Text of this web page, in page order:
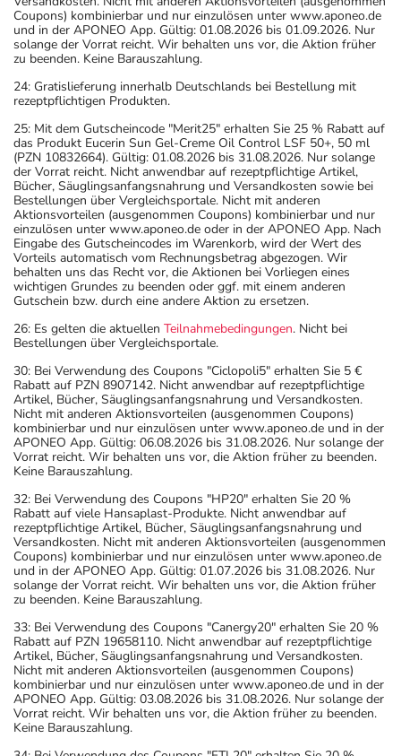
Coupons) kombinierbar und nur einzulösen unter www.aponeo.de
und in der APONEO App. Gültig: 01.08.2026 bis 01.09.2026. Nur
solange der Vorrat reicht. Wir behalten uns vor, die Aktion früher
zu beenden. Keine Barauszahlung.
24: Gratislieferung innerhalb Deutschlands bei Bestellung mit
rezeptpflichtigen Produkten.
25: Mit dem Gutscheincode "Merit25" erhalten Sie 25 % Rabatt auf
das Produkt Eucerin Sun Gel-Creme Oil Control LSF 50+, 50 ml
(PZN 10832664). Gültig: 01.08.2026 bis 31.08.2026. Nur solange
der Vorrat reicht. Nicht anwendbar auf rezeptpflichtige Artikel,
Bücher, Säuglingsanfangsnahrung und Versandkosten sowie bei
Bestellungen über Vergleichsportale. Nicht mit anderen
Aktionsvorteilen (ausgenommen Coupons) kombinierbar und nur
einzulösen unter www.aponeo.de oder in der APONEO App. Nach
Eingabe des Gutscheincodes im Warenkorb, wird der Wert des
Vorteils automatisch vom Rechnungsbetrag abgezogen. Wir
behalten uns das Recht vor, die Aktionen bei Vorliegen eines
wichtigen Grundes zu beenden oder ggf. mit einem anderen
Gutschein bzw. durch eine andere Aktion zu ersetzen.
26: Es gelten die aktuellen Teilnahmebedingungen. Nicht bei
Bestellungen über Vergleichsportale.
30: Bei Verwendung des Coupons "Ciclopoli5" erhalten Sie 5 €
Rabatt auf PZN 8907142. Nicht anwendbar auf rezeptpflichtige
Artikel, Bücher, Säuglingsanfangsnahrung und Versandkosten.
Nicht mit anderen Aktionsvorteilen (ausgenommen Coupons)
kombinierbar und nur einzulösen unter www.aponeo.de und in der
APONEO App. Gültig: 06.08.2026 bis 31.08.2026. Nur solange der
Vorrat reicht. Wir behalten uns vor, die Aktion früher zu beenden.
Keine Barauszahlung.
32: Bei Verwendung des Coupons "HP20" erhalten Sie 20 %
Rabatt auf viele Hansaplast-Produkte. Nicht anwendbar auf
rezeptpflichtige Artikel, Bücher, Säuglingsanfangsnahrung und
Versandkosten. Nicht mit anderen Aktionsvorteilen (ausgenommen
Coupons) kombinierbar und nur einzulösen unter www.aponeo.de
und in der APONEO App. Gültig: 01.07.2026 bis 31.08.2026. Nur
solange der Vorrat reicht. Wir behalten uns vor, die Aktion früher
zu beenden. Keine Barauszahlung.
33: Bei Verwendung des Coupons "Canergy20" erhalten Sie 20 %
Rabatt auf PZN 19658110. Nicht anwendbar auf rezeptpflichtige
Artikel, Bücher, Säuglingsanfangsnahrung und Versandkosten.
Nicht mit anderen Aktionsvorteilen (ausgenommen Coupons)
kombinierbar und nur einzulösen unter www.aponeo.de und in der
APONEO App. Gültig: 03.08.2026 bis 31.08.2026. Nur solange der
Vorrat reicht. Wir behalten uns vor, die Aktion früher zu beenden.
Keine Barauszahlung.